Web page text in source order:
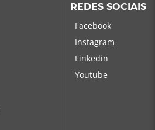
REDES SOCIAIS
Facebook
Instagram
Linkedin
Youtube